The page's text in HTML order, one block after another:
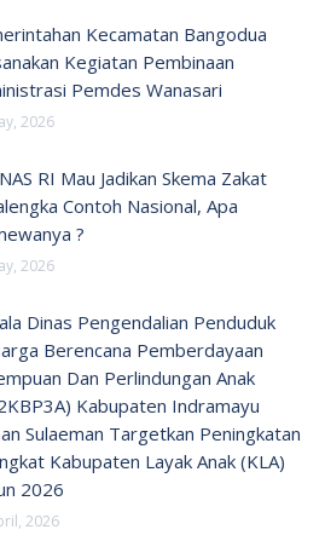
Kecamatan Bangodua
Kegiatan Pembinaan
Pemdes Wanasari
2026
RI Mau Jadikan Skema Zakat
Contoh Nasional, Apa
?
2026
Dinas Pengendalian Penduduk
Berencana Pemberdayaan
Dan Perlindungan Anak
Kabupaten Indramayu
Sulaeman Targetkan Peningkatan
Kabupaten Layak Anak (KLA)
2026
2026